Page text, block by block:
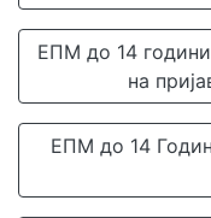
ЕПМ до 14
на
ЕПМ до 14